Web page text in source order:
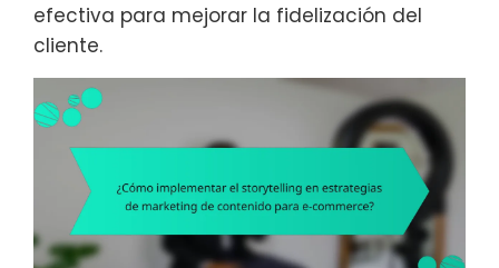
efectiva para mejorar la fidelización del
cliente.